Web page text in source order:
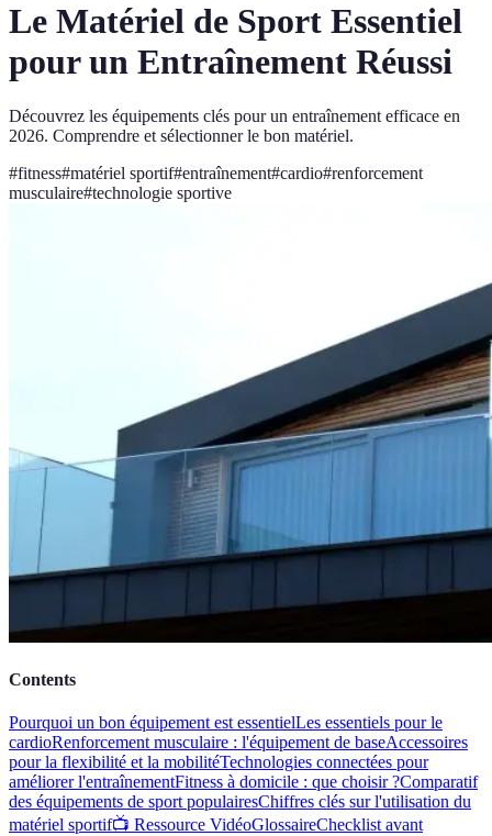
Le Matériel de Sport Essentiel
pour un Entraînement Réussi
Découvrez les équipements clés pour un entraînement efficace en
2026. Comprendre et sélectionner le bon matériel.
#fitness#matériel sportif#entraînement#cardio#renforcement
musculaire#technologie sportive
Contents
Pourquoi un bon équipement est essentielLes essentiels pour le
cardioRenforcement musculaire : l'équipement de baseAccessoires
pour la flexibilité et la mobilitéTechnologies connectées pour
améliorer l'entraînementFitness à domicile : que choisir ?Comparatif
des équipements de sport populairesChiffres clés sur l'utilisation du
matériel sportif📺 Ressource VidéoGlossaireChecklist avant